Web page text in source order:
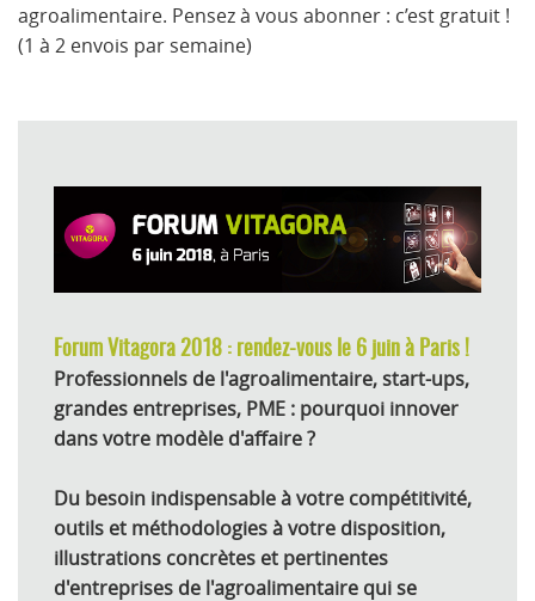
agroalimentaire. Pensez à vous abonner : c’est gratuit !
(1 à 2 envois par semaine)
Forum Vitagora 2018 : rendez-vous le 6 juin à Paris !
Professionnels de l'agroalimentaire, start-ups,
grandes entreprises, PME : pourquoi innover
dans votre modèle d'affaire ?
Du besoin indispensable à votre compétitivité,
outils et méthodologies à votre disposition,
illustrations concrètes et pertinentes
d'entreprises de l'agroalimentaire qui se